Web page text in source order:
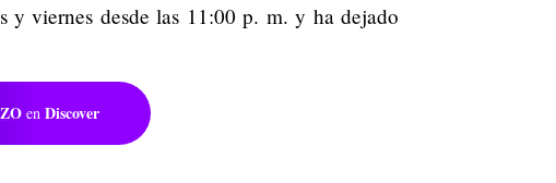
y viernes desde las 11:00 p. m. y ha dejado
en Discover